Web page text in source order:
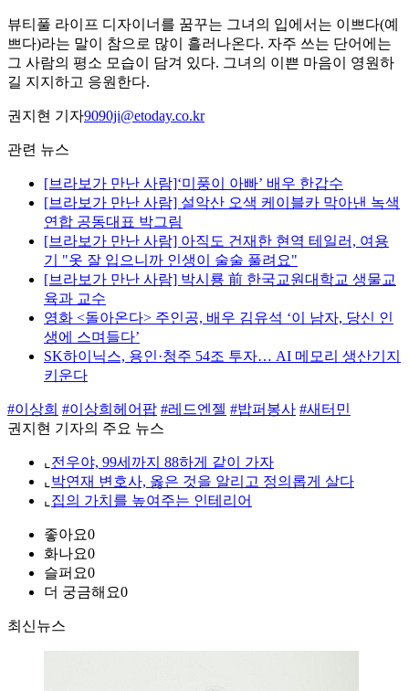
뷰티풀 라이프 디자이너를 꿈꾸는 그녀의 입에서는 이쁘다(예
쁘다)라는 말이 참으로 많이 흘러나온다. 자주 쓰는 단어에는
그 사람의 평소 모습이 담겨 있다. 그녀의 이쁜 마음이 영원하
길 지지하고 응원한다.
권지현 기자9090ji@etoday.co.kr
관련 뉴스
[브라보가 만난 사람]‘미풍이 아빠’ 배우 한갑수
[브라보가 만난 사람] 설악산 오색 케이블카 막아낸 녹색
연합 공동대표 박그림
[브라보가 만난 사람] 아직도 건재한 현역 테일러, 여용
기 "옷 잘 입으니까 인생이 술술 풀려요"
[브라보가 만난 사람] 박시룡 前 한국교원대학교 생물교
육과 교수
영화 <돌아온다> 주인공, 배우 김유석 ‘이 남자, 당신 인
생에 스며들다’
SK하이닉스, 용인·청주 54조 투자… AI 메모리 생산기지
키운다
#이상희 #이상희헤어팝 #레드엔젤 #밥퍼봉사 #새터민
권지현 기자의 주요 뉴스
⌞ 전우야, 99세까지 88하게 같이 가자
⌞ 박연재 변호사, 옳은 것을 알리고 정의롭게 살다
⌞ 집의 가치를 높여주는 인테리어
좋아요0
화나요0
슬퍼요0
더 궁금해요0
최신뉴스